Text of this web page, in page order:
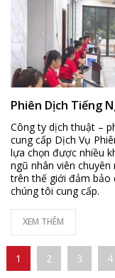
Phiên Dịch Tiếng
Công ty dịch thuật –
cung cấp Dịch Vụ
lựa chọn được nhiều
ngũ nhân viên
trên thế giới đảm bảo
chúng tôi cung cấp.
XEM THÊM
Pages
1 2 3 4